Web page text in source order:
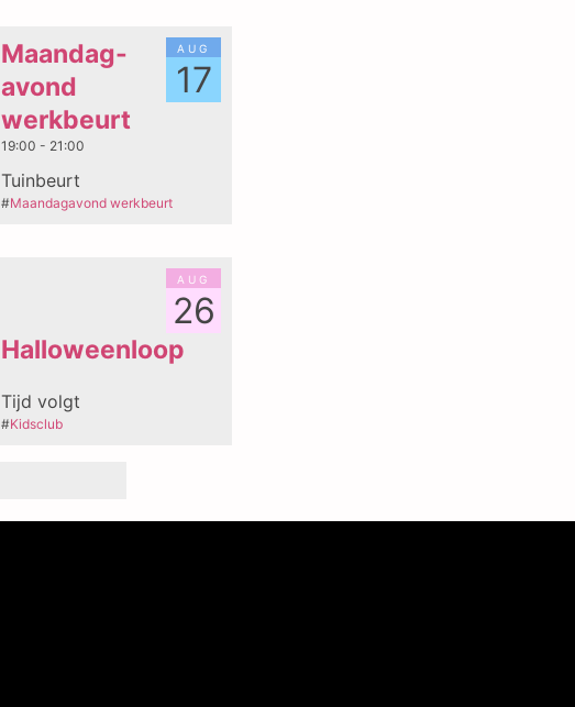
aug
17
Maandag-
avond
werkbeurt
19:00 - 21:00
Tuinbeurt
#Maandagavond werkbeurt
aug
26
Halloweenloop
Tijd volgt
#Kidsclub